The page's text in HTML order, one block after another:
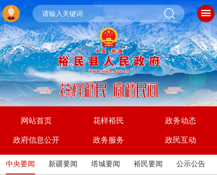
网站首页 花样裕民 政务动态
政府信息公开 政务服务 政民互动
中央要闻 新疆要闻 塔城要闻 裕民要闻 公示公告